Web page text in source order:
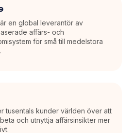
en global leverantör av
affärs- och
för små till medelstora
tusentals kunder världen över att
och utnyttja affärsinsikter mer